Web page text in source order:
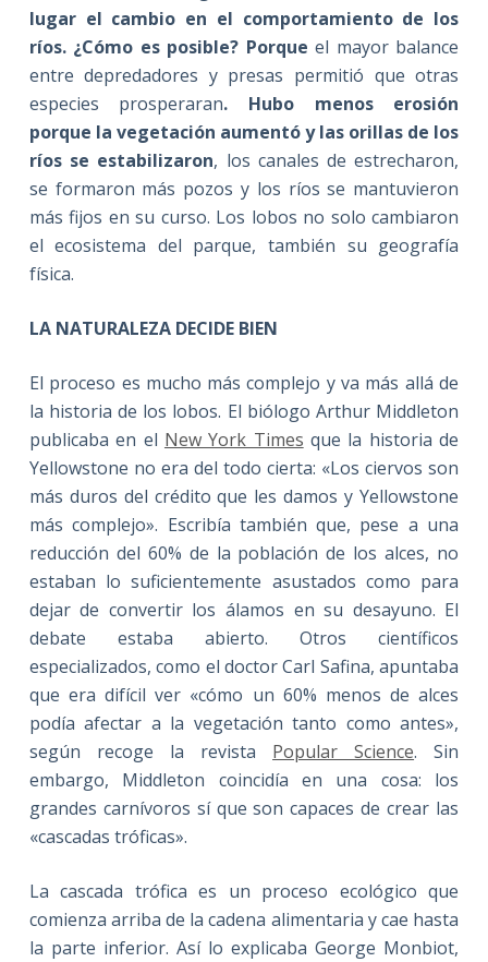
lugar el cambio en el comportamiento de los
ríos. ¿Cómo es posible? Porqueel mayor balance
entre depredadores y presas permitió que otras
especies prosperaran. Hubo menos erosión
porque la vegetación aumentó y las orillas de los
ríos se estabilizaron, los canales de estrecharon,
se formaron más pozos y los ríos se mantuvieron
más fijos en su curso. Los lobos no solo cambiaron
el ecosistema del parque, también su geografía
física.
LA NATURALEZA DECIDE BIEN
El proceso es mucho más complejo y va más allá de
la historia de los lobos. El biólogo Arthur Middleton
publicaba en el New York Times que la historia de
Yellowstone no era del todo cierta: «Los ciervos son
más duros del crédito que les damos y Yellowstone
más complejo». Escribía también que, pese a una
reducción del 60% de la población de los alces, no
estaban lo suficientemente asustados como para
dejar de convertir los álamos en su desayuno. El
debate estaba abierto. Otros científicos
especializados, como el doctor Carl Safina, apuntaba
que era difícil ver «cómo un 60% menos de alces
podía afectar a la vegetación tanto como antes»,
según recoge la revista Popular Science. Sin
embargo, Middleton coincidía en una cosa: los
grandes carnívoros sí que son capaces de crear las
«cascadas tróficas».
La cascada trófica es un proceso ecológico que
comienza arriba de la cadena alimentaria y cae hasta
la parte inferior. Así lo explicaba George Monbiot,